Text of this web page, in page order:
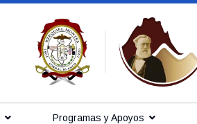
Programas y Apoyos